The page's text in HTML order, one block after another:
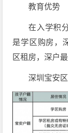
教育优势
在入学积
是学区购房，
区租房，深户
深圳宝安